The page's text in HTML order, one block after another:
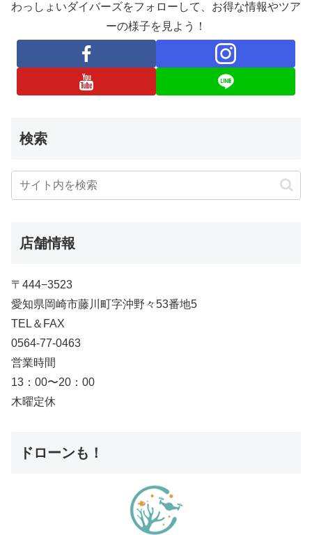
わっしょいダイバーズをフォローして、お得な情報やツア
ーの様子を見よう！
検索
店舗情報
〒444−3523
愛知県岡崎市藤川町字沖野々53番地5
TEL＆FAX
0564-77-0463
営業時間
13：00〜20：00
木曜定休
ドローンも！